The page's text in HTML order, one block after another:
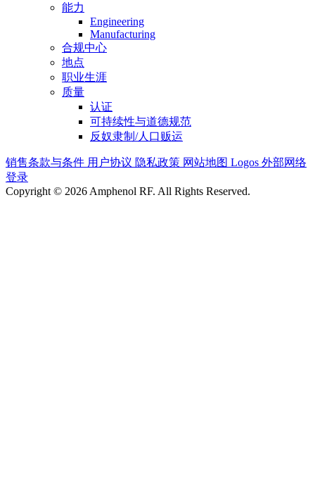
能力
Engineering
Manufacturing
合规中心
地点
职业生涯
质量
认证
可持续性与道德规范
反奴隶制/人口贩运
销售条款与条件 用户协议 隐私政策 网站地图 Logos 外部网络
登录
Copyright © 2026 Amphenol RF. All Rights Reserved.